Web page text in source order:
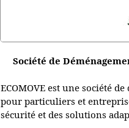
Société de
ECOMOVE est une société
pour particuliers et
sécurité et des solutions